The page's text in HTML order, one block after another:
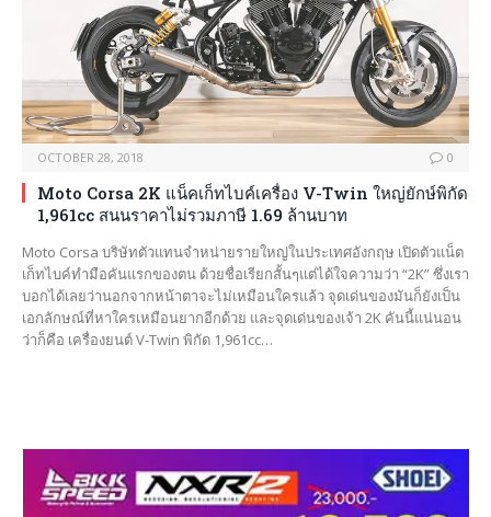
OCTOBER 28, 2018 0
Moto Corsa 2K แน็คเก็ทไบค์เครื่อง V-Twin ใหญ่ยักษ์พิกัด
1,961cc สนนราคาไม่รวมภาษี 1.69 ล้านบาท
Moto Corsa บริษัทตัวแทนจำหน่ายรายใหญ่ในประเทศอังกฤษ เปิดตัวแน็ต
เก็ทไบค์ทำมือคันแรกของตน ด้วยชื่อเรียกสั้นๆแต่ได้ใจความว่า “2K” ซึ่งเรา
บอกได้เลยว่านอกจากหน้าตาจะไม่เหมือนใครแล้ว จุดเด่นของมันก็ยังเป็น
เอกลักษณ์ที่หาใครเหมือนยากอีกด้วย และจุดเด่นของเจ้า 2K คันนี้แน่นอน
ว่าก็คือ เครื่องยนต์ V-Twin พิกัด 1,961cc…